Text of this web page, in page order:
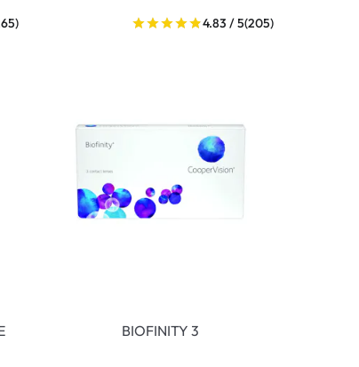
4.83 / 5(205)
BIOFINITY 3